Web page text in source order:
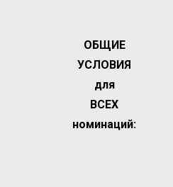
ОБЩИЕ
УСЛОВИЯ
для
ВСЕХ
номинаций: